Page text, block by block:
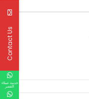
Contact Us
خدمة عملاء
القصر